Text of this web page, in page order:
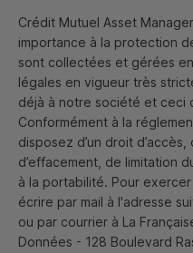
Crédit Mutuel Asset
importance à la protection
sont collectées et gérées
légales en vigueur très
déjà à notre société et ceci
Conformément à la
disposez d’un droit
d’effacement, de limitation
à la portabilité. Pour
écrire par mail à l'adresse
ou par courrier à La
Données - 128 Boulevard